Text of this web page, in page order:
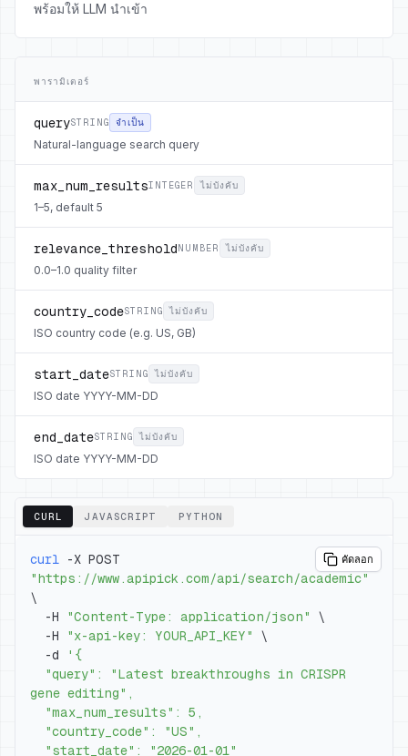
พร้อมให้ LLM นำเข้า
พารามิเตอร์
querySTRING จำเป็น
Natural-language search query
max_num_resultsINTEGER ไม่บังคับ
1–5, default 5
relevance_threshold NUMBER ไม่บังคับ
0.0–1.0 quality filter
country_codeSTRING ไม่บังคับ
ISO country code (e.g. US, GB)
start_dateSTRING ไม่บังคับ
ISO date YYYY-MM-DD
end_dateSTRING ไม่บังคับ
ISO date YYYY-MM-DD
CURL JAVASCRIPT PYTHON
คัดลอก
curl
"https://www.apipick.com/api/search/academic"
\
  -H
"Content-Type: application/json"
\
  -H
"x-api-key: YOUR_API_KEY"
\
  -d